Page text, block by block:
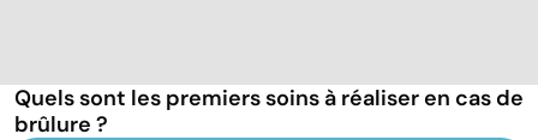
Quels sont les premiers soins à réaliser en cas de
brûlure ?